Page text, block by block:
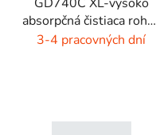
absorpčná čistiaca rohož
- 4 farby
3-4 pracovných dní